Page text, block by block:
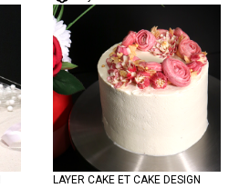
LAYER CAKE ET CAKE DESIGN